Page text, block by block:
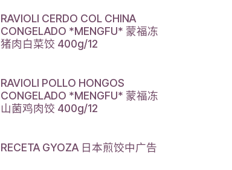
RAVIOLI CERDO COL CHINA
CONGELADO *MENGFU* 蒙福冻
猪肉白菜饺 400g/12
RAVIOLI POLLO HONGOS
CONGELADO *MENGFU* 蒙福冻
山菌鸡肉饺 400g/12
RECETA GYOZA 日本煎饺中广告